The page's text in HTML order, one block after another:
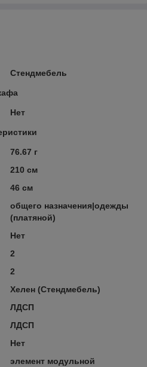
Стендмебель
Нет
76.67 г
210 см
46 см
общего назначения|одежды
(платяной)
Нет
2
2
Хелен (Стендмебель)
ЛДСП
ЛДСП
Нет
элемент модульной